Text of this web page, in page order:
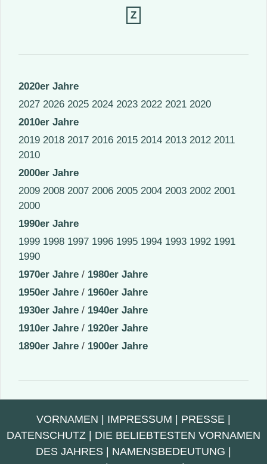
Z
2020er Jahre
2027 2026 2025 2024 2023 2022 2021 2020
2010er Jahre
2019 2018 2017 2016 2015 2014 2013 2012 2011
2010
2000er Jahre
2009 2008 2007 2006 2005 2004 2003 2002 2001
2000
1990er Jahre
1999 1998 1997 1996 1995 1994 1993 1992 1991
1990
1970er Jahre / 1980er Jahre
1950er Jahre / 1960er Jahre
1930er Jahre / 1940er Jahre
1910er Jahre / 1920er Jahre
1890er Jahre / 1900er Jahre
VORNAMEN IMPRESSUM PRESSE
DATENSCHUTZ
DIE BELIEBTESTEN VORNAMEN
DES JAHRES
NAMENSBEDEUTUNG